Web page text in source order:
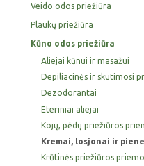
Veido odos priežiūra
Plaukų priežiūra
Kūno odos priežiūra
Aliejai kūnui ir masažui
Depiliacinės ir skutimosi
Dezodorantai
Eteriniai aliejai
Kojų, pėdų priežiūros
Kremai, losjonai ir
Krūtinės priežiūros